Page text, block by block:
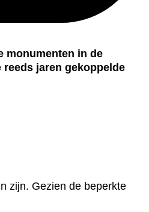
monumenten in de
reeds jaren gekoppelde
zijn. Gezien de beperkte